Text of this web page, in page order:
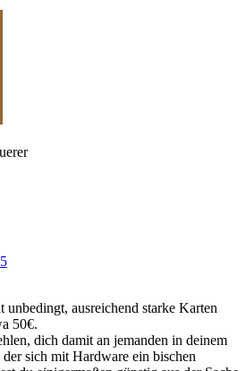
unbedingt, ausreichend starke Karten
50€.
dich damit an jemanden in deinem
sich mit Hardware ein bischen